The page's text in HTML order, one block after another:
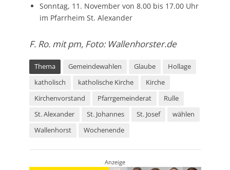
Sonntag, 11. November von 8.00 bis 17.00 Uhr
im Pfarrheim St. Alexander
F. Ro. mit pm, Foto: Wallenhorster.de
Thema Gemeindewahlen Glaube
Hollage
katholisch
katholische Kirche
Kirche
Kirchenvorstand
Pfarrgemeinderat
Rulle
St. Alexander
St. Johannes St. Josef
wählen
Wallenhorst
Wochenende
Anzeige